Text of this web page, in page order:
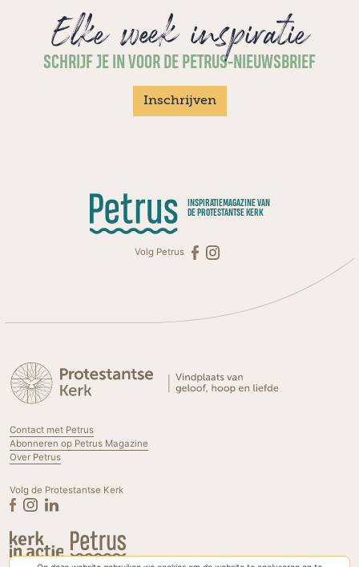
Elke week inspiratie
SCHRIJF JE IN VOOR DE PETRUS-NIEUWSBRIEF
Inschrijven
INSPIRATIEMAGAZINE VAN
DE PROTESTANTSE KERK
Volg Petrus
Contact met Petrus
Abonneren op Petrus Magazine
Over Petrus
Volg de Protestantse Kerk